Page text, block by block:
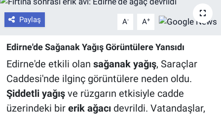
Paylaş A- A+
Edirne'de Sağanak Yağış Görüntülere Yansıdı
Edirne'de etkili olan sağanak yağış, Saraçlar
Caddesi'nde ilginç görüntülere neden oldu.
Şiddetli yağışve rüzgarın etkisiyle cadde
üzerindeki bir erik ağacıdevrildi. Vatandaşlar,